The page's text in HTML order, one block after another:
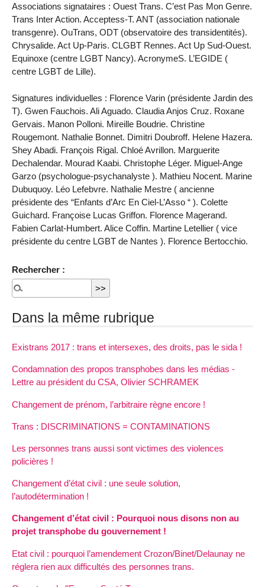
Associations signataires : Ouest Trans. C’est Pas Mon Genre.
Trans Inter Action. Acceptess-T. ANT (association nationale
transgenre). OuTrans, ODT (observatoire des transidentités).
Chrysalide. Act Up-Paris. CLGBT Rennes. Act Up Sud-Ouest.
Equinoxe (centre LGBT Nancy). AcronymeS. L’EGIDE (
centre LGBT de Lille).
Signatures individuelles : Florence Varin (présidente Jardin des
T). Gwen Fauchois. Ali Aguado. Claudia Anjos Cruz. Roxane
Gervais. Manon Polloni. Mireille Boudrie. Christine
Rougemont. Nathalie Bonnet. Dimitri Doubroff. Helene Hazera.
Shey Abadi. François Rigal. Chloé Avrillon. Marguerite
Dechalendar. Mourad Kaabi. Christophe Léger. Miguel-Ange
Garzo (psychologue-psychanalyste ). Mathieu Nocent. Marine
Dubuquoy. Léo Lefebvre. Nathalie Mestre ( ancienne
présidente des “Enfants d’Arc En Ciel-L’Asso “ ). Colette
Guichard. Françoise Lucas Griffon. Florence Magerand.
Fabien Carlat-Humbert. Alice Coffin. Martine Letellier ( vice
présidente du centre LGBT de Nantes ). Florence Bertocchio.
Rechercher :
Dans la même rubrique
Existrans 2017 : trans et intersexes, des droits, pas le sida !
Condamnation des propos transphobes dans les médias -
Lettre au président du CSA, Olivier SCHRAMEK
Changement de prénom, l’arbitraire règne encore !
Trans : DISCRIMINATIONS = CONTAMINATIONS
Les personnes trans aussi sont victimes des violences
policières !
Changement d’état civil : une seule solution,
l’autodétermination !
Changement d’état civil : Pourquoi nous disons non au
projet transphobe du gouvernement !
Etat civil : pourquoi l’amendement Crozon/Binet/Delaunay ne
réglera rien aux difficultés des personnes trans.